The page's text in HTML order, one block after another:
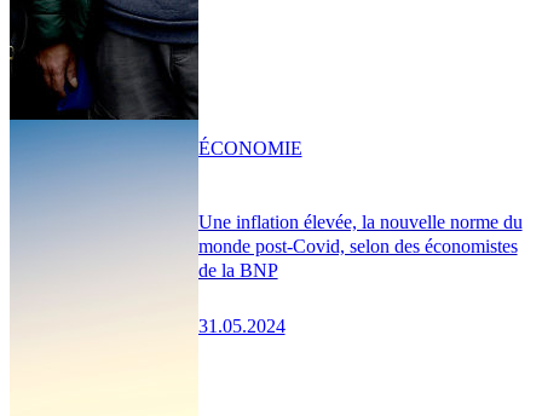
Une inflation élevée, la nouvelle norme du
monde post-Covid, selon des économistes
de la BNP
31.05.2024
ÉCONOMIE